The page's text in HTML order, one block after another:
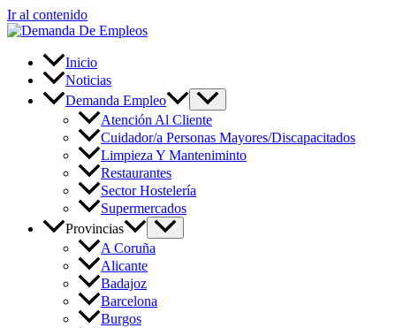
Ir al contenido
Inicio
Noticias
Demanda Empleo
Atención Al Cliente
Cuidador/a Personas Mayores/Discapacitados
Limpieza Y Manteniminto
Restaurantes
Sector Hostelería
Supermercados
Provincias
A Coruña
Alicante
Badajoz
Barcelona
Burgos